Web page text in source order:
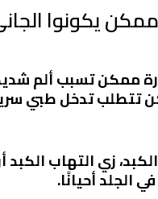
ممكن يكونوا
ممكن تسبب ألم
تتطلب تدخل طبي
زيالتهاب الكبد
الجلد أحيانًا.